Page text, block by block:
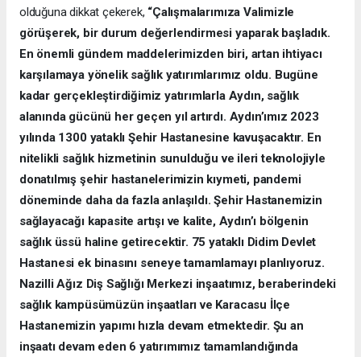
olduğuna dikkat çekerek, “Çalışmalarımıza Valimizle
görüşerek, bir durum değerlendirmesi yaparak başladık.
En önemli gündem maddelerimizden biri, artan ihtiyacı
karşılamaya yönelik sağlık yatırımlarımız oldu. Bugüne
kadar gerçekleştirdiğimiz yatırımlarla Aydın, sağlık
alanında gücünü her geçen yıl artırdı. Aydın’ımız 2023
yılında 1300 yataklı Şehir Hastanesine kavuşacaktır. En
nitelikli sağlık hizmetinin sunulduğu ve ileri teknolojiyle
donatılmış şehir hastanelerimizin kıymeti, pandemi
döneminde daha da fazla anlaşıldı. Şehir Hastanemizin
sağlayacağı kapasite artışı ve kalite, Aydın’ı bölgenin
sağlık üssü haline getirecektir. 75 yataklı Didim Devlet
Hastanesi ek binasını seneye tamamlamayı planlıyoruz.
Nazilli Ağız Diş Sağlığı Merkezi inşaatımız, beraberindeki
sağlık kampüsümüzün inşaatları ve Karacasu İlçe
Hastanemizin yapımı hızla devam etmektedir. Şu an
inşaatı devam eden 6 yatırımımız tamamlandığında